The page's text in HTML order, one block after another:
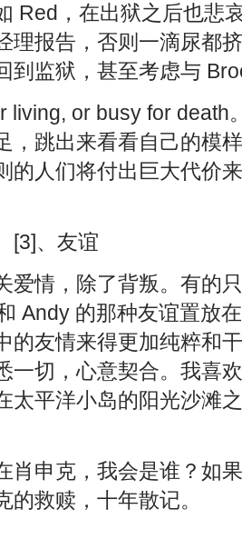
Red，在出狱之后也悲
理报告，否则一滴尿都
到监狱，甚至考虑与
or busy for death
，跳出来看看自己的模
的人们将付出巨大代价
谊
情，除了背叛。有的只
Andy 的那种友谊置放
的友情来得更加纯粹和
一切，心意契合。我喜
太平洋小岛的阳光沙滩
申克，我会是谁？如果
的救赎，十年散记。